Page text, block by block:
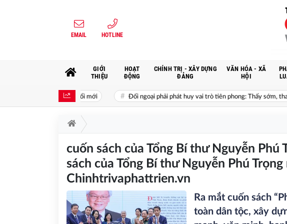
EMAIL HOTLINE
GIỚI
THIỆU
HOẠT
ĐỘNG
CHÍNH TRỊ - XÂY DỰNG
ĐẢNG
VĂN HÓA - XÃ
HỘI
trong thời kỳ đổi mới Đối ngoại phải phát huy vai trò tiên phong: Thấy sớm, tham
cuốn sách của Tổng Bí thư Nguyễn Phú
sách của Tổng Bí thư Nguyễn Phú
Chinhtrivaphattrien.vn
Ra mắt cuốn sách
toàn dân tộc, xây